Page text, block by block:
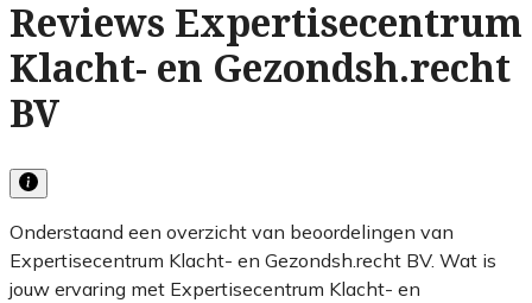
Reviews Expertisecentrum
Klacht- en Gezondsh.recht
BV
Onderstaand een overzicht van beoordelingen van
Expertisecentrum Klacht- en Gezondsh.recht BV. Wat is
jouw ervaring met Expertisecentrum Klacht- en